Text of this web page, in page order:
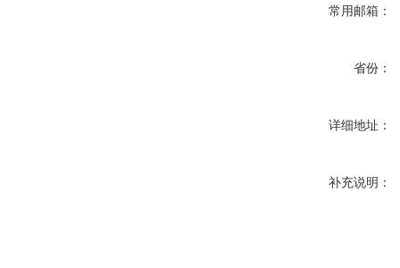
常用邮箱：
省份：
详细地址：
补充说明：